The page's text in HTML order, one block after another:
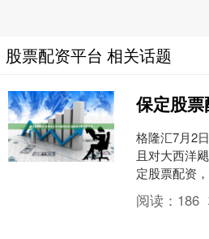
股票配资平台 相关话题
格隆汇7月2
且对大西洋
定股票配资
后，触及近
前表示，18
阅读： 186